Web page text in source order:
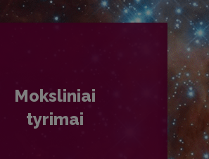
Moksliniai
tyrimai